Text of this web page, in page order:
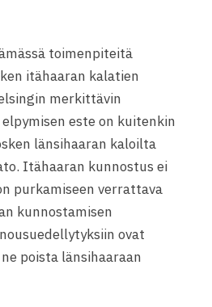
toimenpiteitä
itähaaran kalatien
merkittävin
este on kuitenkin
länsihaaran kaloilta
Itähaaran kunnostus ei
purkamiseen verrattava
kunnostamisen
ovat
poista länsihaaraan